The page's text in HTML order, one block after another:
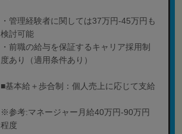
・管理経験者に関しては37万円-45万円も
検討可能
・前職の給与を保証するキャリア採用制
度あり（適用条件あり）
■基本給＋歩合制：個人売上に応じて支給
※参考:マネージャー月給40万円-90万円
程度